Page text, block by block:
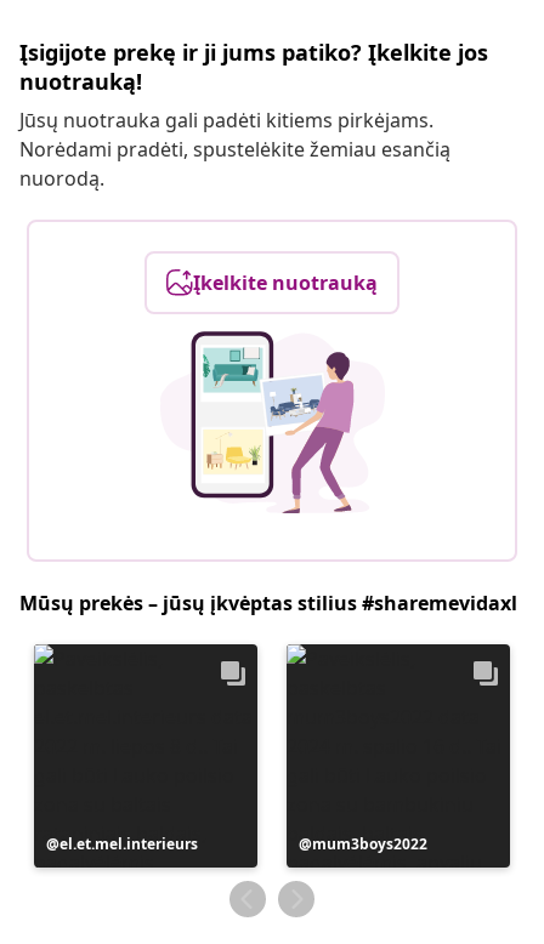
Įsigijote prekę ir ji jums patiko? Įkelkite jos
nuotrauką!
Jūsų nuotrauka gali padėti kitiems pirkėjams.
Norėdami pradėti, spustelėkite žemiau esančią
nuorodą.
Įkelkite nuotrauką
Mūsų prekės – jūsų įkvėptas stilius #sharemevidaxl
Įrašą
paskelbė
el.et.mel.interieurs
Įrašą
paskelbė
mum3boys2022